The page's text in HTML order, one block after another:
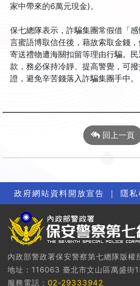
家中帶來的6萬元現金)。
保七總隊表示，詐騙集團常假借「
言蜜語博取信任後，藉故索取金錢，
寄送禮物遭海關扣留等理由行騙。
款，務必保持冷靜、提高警覺，可
證，避免辛苦錢落入詐騙集團手中。
回上一頁
政府網站資料開放宣告 ｜ 隱
內政部警政署保安警察第七總隊版權
地址：116063 臺北市文山區萬盛街
服務電話： 02-29333942